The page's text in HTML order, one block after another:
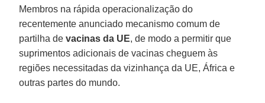
Membros na rápida operacionalização do
recentemente anunciado mecanismo comum de
partilha devacinas da UE, de modo a permitir que
suprimentos adicionais de vacinas cheguem às
regiões necessitadas da vizinhança da UE, África e
outras partes do mundo.